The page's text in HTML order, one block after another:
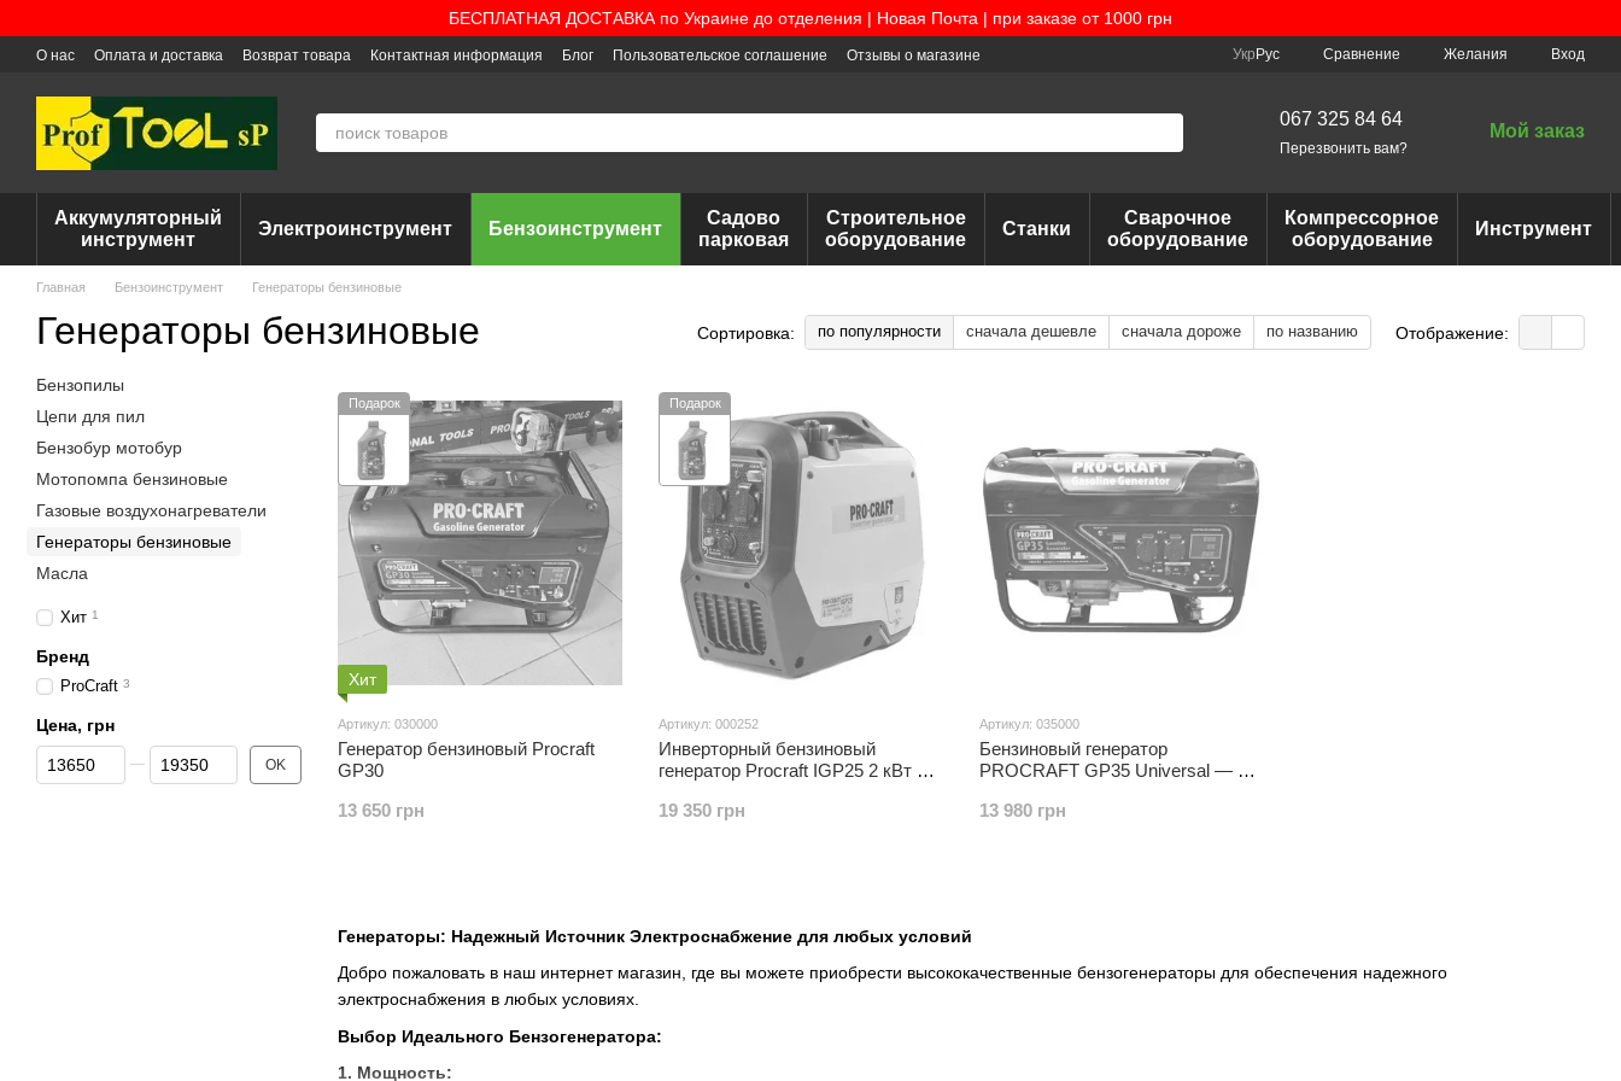
БЕСПЛАТНАЯ ДОСТАВКА по Украине до отделения | Новая Почта | при заказе от 1000 грн
О нас Оплата и доставка Возврат товара Контактная информация Блог Пользовательское соглашение Отзывы о магазине Укр Рус Сравнение Желания Вход
067 325 84 64
Перезвонить вам?
Мой заказ
Аккумуляторный
инструмент
Электроинструмент Бензоинструмент
Садово
парковая
Строительное
оборудование
Станки
Сварочное
оборудование
Компрессорное
оборудование
Инструмент
Главная Бензоинструмент Генераторы бензиновые
Генераторы бензиновые Сортировка: по популярности сначала дешевле сначала дороже по названию Отображение:
Генераторы: Надежный Источник Электроснабжение для любых условий
Добро пожаловать в наш интернет магазин, где вы можете приобрести высококачественные бензогенераторы для обеспечения надежного
электроснабжения в любых условиях.
Выбор Идеального Бензогенератора:
1. Мощность:
Подарок
Хит
Артикул: 030000
Генератор бензиновый Procraft
GP30
13 650 грн
Подарок
Артикул: 000252
Инверторный бензиновый
генератор Procraft IGP25 2 кВт 4-
19 350 грн
Артикул: 035000
Бензиновый генератор
PROCRAFT GP35 Universal — 3
13 980 грн
Бензопилы
Цепи для пил
Бензобур мотобур
Мотопомпа бензиновые
Газовые воздухонагреватели
Генераторы бензиновые
Масла
Хит 1
Бренд
ProCraft 3
Цена, грн
От Цена, грн
До Цена, грн OK